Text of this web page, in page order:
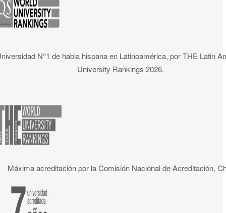
N°1 de habla hispana en Latinoamérica, por THE Latin
University Rankings 2026.
Máxima acreditación por la Comisión Nacional de Acreditación,